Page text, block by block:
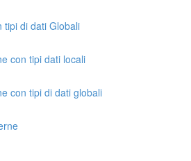
tipi di dati Globali
con tipi dati locali
con tipi di dati globali